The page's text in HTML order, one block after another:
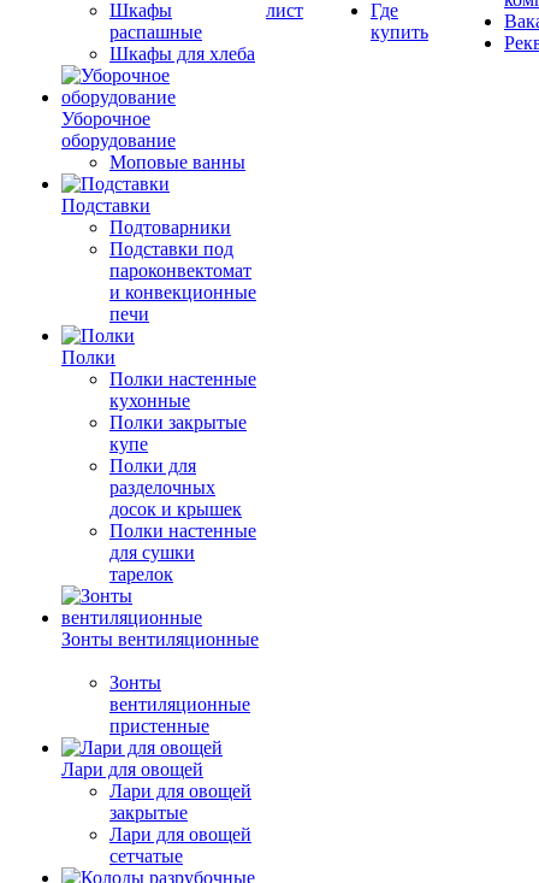
Шкафы
распашные
Шкафы для хлеба
Уборочное
оборудование
Моповые ванны
Подставки
Подтоварники
Подставки под
пароконвектомат
и конвекционные
печи
Полки
Полки настенные
кухонные
Полки закрытые
купе
Полки для
разделочных
досок и крышек
Полки настенные
для сушки
тарелок
Зонты вентиляционные
Зонты
вентиляционные
пристенные
Лари для овощей
Лари для овощей
закрытые
Лари для овощей
сетчатые
лист
Где
купить